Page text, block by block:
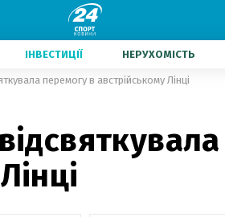
ІНВЕСТИЦІЇ НЕРУХОМІСТЬ
перемогу в австрійському Лінці